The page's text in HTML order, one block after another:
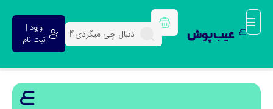
عیب پوش
ورود |
ثبت نام